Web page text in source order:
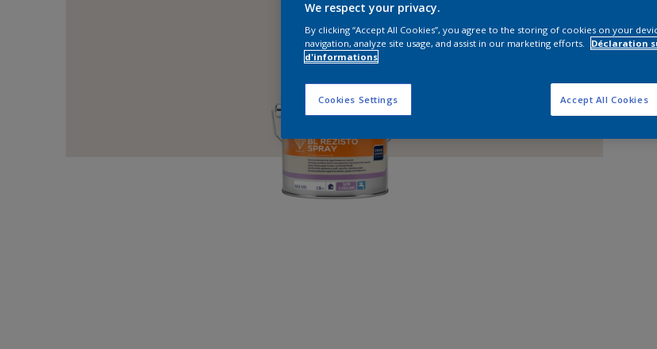
We respect your privacy.
By clicking “Accept All Cookies”, you agree to the storing of cookies on your
navigation, analyze site usage, and assist in our marketing efforts.
Déclaration
d'informations
Cookies Settings Accept All Cookies